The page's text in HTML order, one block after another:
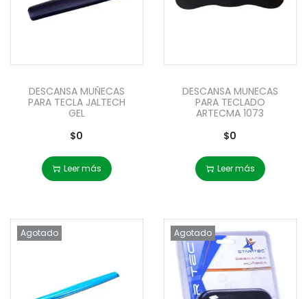
DESCANSA MUÑECAS
PARA TECLA JALTECH
GEL
$0
Leer más
DESCANSA MUNECAS
PARA TECLADO
ARTECMA 1073
$0
Leer más
Agotado Agotado